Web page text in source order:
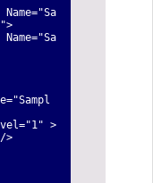
>
>